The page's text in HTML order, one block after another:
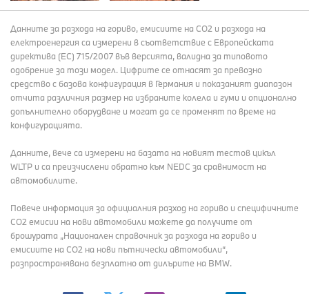
Данните за разхода на гориво, емисиите на СО2 и разхода на
електроенергия са измерени в съответствие с Европейската
директива (EC) 715/2007 във версията, валидна за типовото
одобрение за този модел. Цифрите се отнасят за превозно
средство с базова конфигурация в Германия и показаният диапазон
отчита различния размер на избраните колела и гуми и опционално
допълнително оборудване и могат да се променят по време на
конфигурацията.
Данните, вече са измерени на базата на новият тестов цикъл
WLTP и са преизчислени обратно към NEDC за сравнимост на
автомобилите.
Повече информация за официалния разход на гориво и специфичните
СО2 емисии на нови автомобили можете да получите от
брошурата „Национален справочник за разхода на гориво и
емисиите на CO2 на нови пътнически автомобили“,
разпространявана безплатно от дилърите на BMW.